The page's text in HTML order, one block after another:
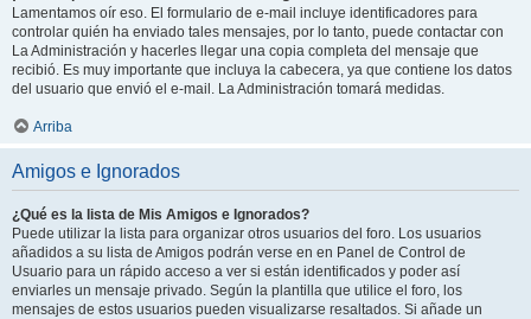
Lamentamos oír eso. El formulario de e-mail incluye identificadores para
controlar quién ha enviado tales mensajes, por lo tanto, puede contactar con
La Administración y hacerles llegar una copia completa del mensaje que
recibió. Es muy importante que incluya la cabecera, ya que contiene los datos
del usuario que envió el e-mail. La Administración tomará medidas.
Arriba
Amigos e Ignorados
¿Qué es la lista de Mis Amigos e Ignorados?
Puede utilizar la lista para organizar otros usuarios del foro. Los usuarios
añadidos a su lista de Amigos podrán verse en en Panel de Control de
Usuario para un rápido acceso a ver si están identificados y poder así
enviarles un mensaje privado. Según la plantilla que utilice el foro, los
mensajes de estos usuarios pueden visualizarse resaltados. Si añade un